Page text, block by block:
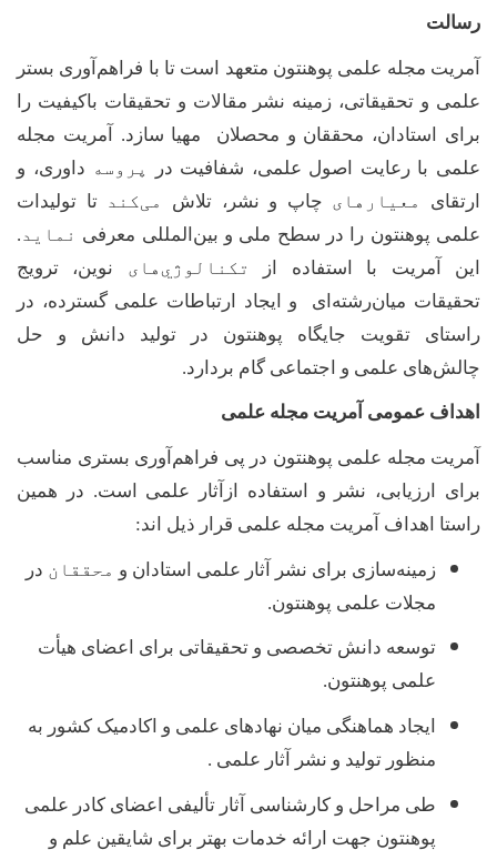
رسالت
آمریت مجله علمی پوهنتون متعهد است تا با فراهم‌آوری بستر
علمی و تحقیقاتی، زمینه نشر مقالات وتحقیقات باکیفیت را
برای استادان، محققان و محصلان مهیا سازد. آمریت مجله
علمی با رعایت اصول علمی، شفافیت در
پروسه داوری، و
ارتقای
معیارهای چاپ و نشر، تلاش می‌کند تا تولیدات
علمی پوهنتون را در سطح ملی و بین‌المللی معرفی نماید .
این آمریت با استفاده از
تکنالوژي های نوین، ترویج
تحقیقات میان‌رشته‌ای و ایجاد ارتباطات علمی گسترده، در
راستای تقویت جایگاه پوهنتون در تولید دانش و حل
چالش‌های علمی و اجتماعی گام بر‌دارد.
اهداف عمومی آمریت مجله علمی
آمریت مجله علمی پوهنتون در پی فراهم‌آوری بستری مناسب
برای ارزیابی، نشر و استفاده ازآثار علمی است. در همین
راستا اهداف آمریت مجله علمی قرار ذیل اند:
زمینه‌سازی برای نشر آثار علمی استادان و محققان در
مجلات علمی پوهنتون.
توسعه دانش تخصصی و تحقیقاتی برای اعضای هیأت
علمی پوهنتون.
ایجاد هماهنگی میان نهادهای علمی و اکادمیک کشور به
منظور تولید و نشر آثار علمی .
طی مراحل و کارشناسی آثار تألیفی اعضای کادر علمی
پوهنتون جهت ارائه خدمات بهتر برای شایقین علم و